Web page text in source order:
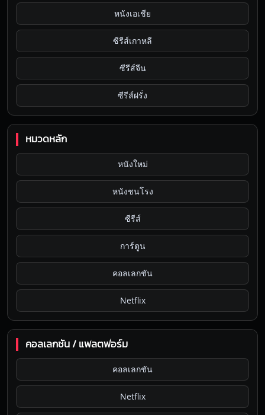
หนังเอเชีย
ซีรีส์เกาหลี
ซีรีส์จีน
ซีรีส์ฝรั่ง
หมวดหลัก
หนังใหม่
หนังชนโรง
ซีรีส์
การ์ตูน
คอลเลกชัน
Netflix
คอลเลกชัน / แพลตฟอร์ม
คอลเลกชัน
Netflix